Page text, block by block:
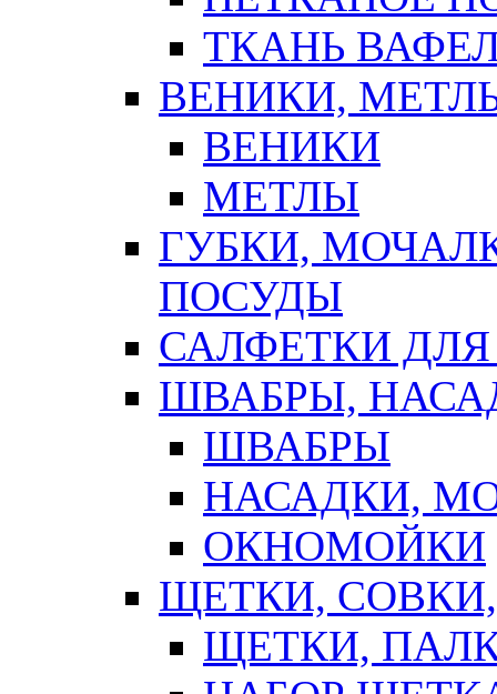
ТКАНЬ
ВЕНИКИ,
ВЕНИКИ
МЕТЛЫ
ГУБКИ,
ПОСУДЫ
САЛФЕТКИ
ШВАБРЫ,
ШВАБРЫ
НАСАДКИ,
ОКНОМОЙКИ
ЩЕТКИ,
ЩЕТКИ,